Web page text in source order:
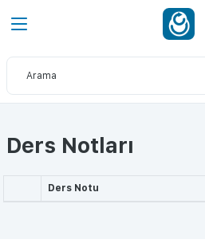
Ders Notları
Ders Notu